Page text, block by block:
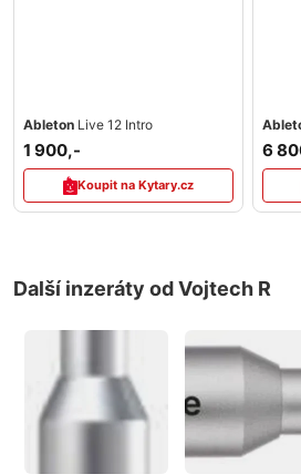
Ableton Live 12 Intro
1 900,-
Koupit na Kytary.cz
6
Další inzeráty od Vojtech R